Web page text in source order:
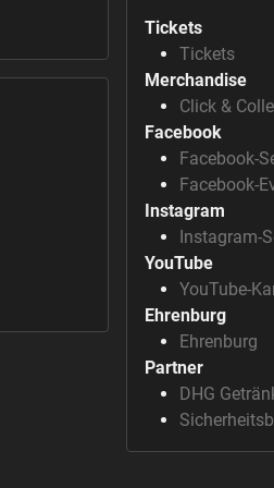
Tickets
Tickets
Merchandise
Click &
Facebook
Facebook-
Facebook-
Instagram
Instagram-
YouTube
YouTube-
Ehrenburg
Ehrenburg
Partner
DHG